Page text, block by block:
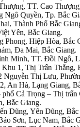
TT. Cao
Ngô Quyền, Tp. Bắc
Thành Phố Bắc
Yên, Bắc Giang.
Phong, Hiệp Hòa, Bắc
Đa Mai, Bắc Giang.
Minh, TT. Đồi Ngô,
1, Thị Trấn
Nguyễn Thị Lưu,
An Hà, Lạng Giang,
Cả Trọng – Thị
Bắc Giang.
Dũng, Yên Dũng, Bắc
Sơn, Lục Nam, Bắc